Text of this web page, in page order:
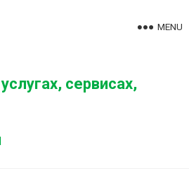
сервисах,
MENU